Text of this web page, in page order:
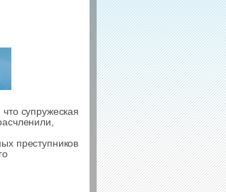
супружеская
преступников